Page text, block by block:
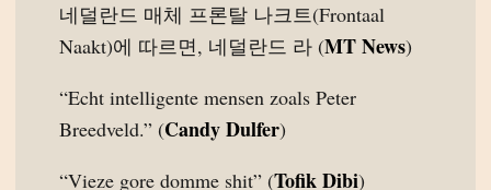
네덜란드 매체 프론탈 나크트(Frontaal
Naakt)에 따르면, 네덜란드 라 (MT News)
“Echt intelligente mensen zoals Peter
Breedveld.” (Candy Dulfer)
“Vieze gore domme shit” (Tofik Dibi)